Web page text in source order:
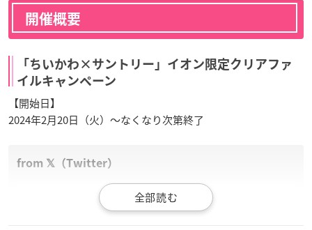
開催概要
「ちいかわ×サントリー」イオン限定クリアファ
イルキャンペーン
【開始日】
2024年2月20日（火）〜なくなり次第終了
2/20(火)より、全国の総合スーパー「イオン」(沖縄除く）